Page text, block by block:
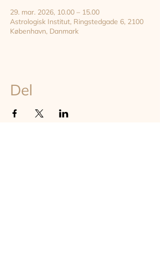
29. mar. 2026, 10.00 – 15.00
Astrologisk Institut, Ringstedgade 6, 2100
København, Danmark
Del